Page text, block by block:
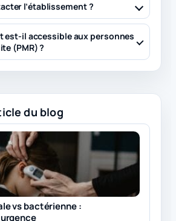
du blog
vs bactérienne :
l’établissement ?
est-il accessible aux personnes
(PMR) ?